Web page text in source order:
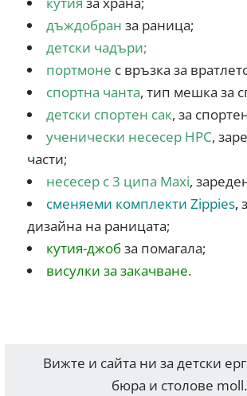
дъждобран за раница;
детски чадъри;
портмоне с връзка за
спортна чанта, тип мешка за
детски спортен сак, за
ученически несесер HPC,
части;
несесер с 3 ципа Maxi,
сменяеми комплекти Zippies,
дизайна на раницата;
кутия-джобза помагала;
висулки за закачване.
Вижте и сайта ни за детски
бюра и столове moll.